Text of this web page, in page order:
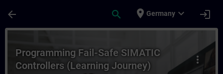
arrow_back search place Germany expand_more login
more_vert
Programming Fail-Safe SIMATIC
Controllers (Learning Journey)